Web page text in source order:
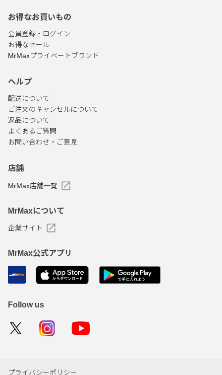
お得なお買いもの
会員登録・ログイン
お得なセール
MrMaxプライベートブランド
ヘルプ
配送について
ご注文のキャンセルについて
返品について
よくあるご質問
お問い合わせ・ご意見
店舗
MrMax店舗一覧
MrMaxについて
企業サイト
MrMax公式アプリ
Follow us
プライバシーポリシー